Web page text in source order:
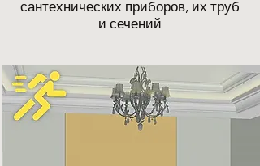
сантехнических приборов, их труб
и сечений